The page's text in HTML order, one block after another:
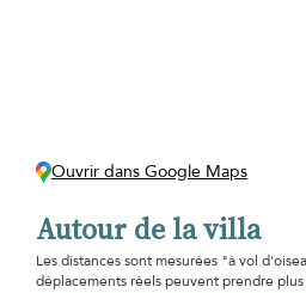
Ouvrir dans Google Maps
Autour de la villa
Les distances sont mesurées "à vol
déplacements réels peuvent prendre